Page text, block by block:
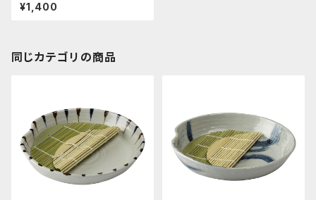
¥1,400
同じカテゴリの商品